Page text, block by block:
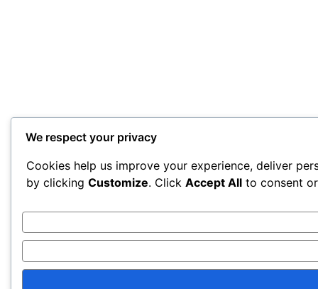
We respect your privacy
Cookies help us improve your experience, deliver
by clicking Customize. Click Accept All to consent